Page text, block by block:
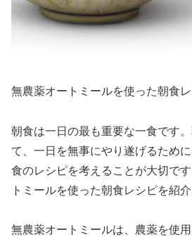
無農薬オートミールを使った朝食
朝食は一日の最も重要な一食です
て、一日を無事にやり遂げるため
食のレシピを考えることが大切で
トミールを使った朝食レシピを紹介
無農薬オートミールは、農薬を使